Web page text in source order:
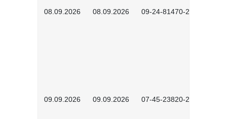
08.09.2026 08.09.2026 09-24-81470-2601
09.09.2026 09.09.2026 07-45-23820-2602